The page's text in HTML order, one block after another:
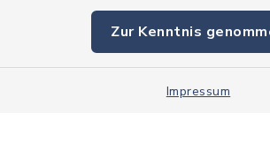
Zur Kenntnis
Impressum
Impressum
Sitemap